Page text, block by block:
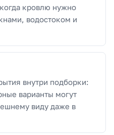
кровлю нужно
водостоком и
внутри подборки:
варианты могут
виду даже в